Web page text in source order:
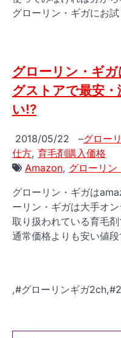
グローリン・ギガにお
グローリン・ギ
グストアで最安
い!?
2018/05/22 –グロー
仕方, 育毛剤購入価格
Amazon, グローリン
グローリン・ギガは
ーリン・ギガは大手オ
取り扱われている育毛
通常価格よりも安い値
,#グローリンギガ